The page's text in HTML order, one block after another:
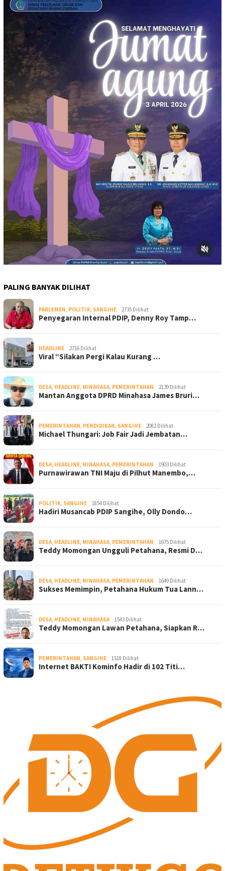
PALING BANYAK DILIHAT
PARLEMEN, POLITIK, SANGIHE 2735 Dilihat
Penyegaran Internal PDIP, Denny Roy Tamp…
HEADLINE 2716 Dilihat
Viral “Silakan Pergi Kalau Kurang …
DESA, HEADLINE, MINAHASA, PEMERINTAHAN 2139 Dilihat
Mantan Anggota DPRD Minahasa James Bruri…
PEMERINTAHAN, PENDIDIKAN, SANGIHE 2082 Dilihat
Michael Thungari: Job Fair Jadi Jembatan…
DESA, HEADLINE, MINAHASA, PEMERINTAHAN 1903 Dilihat
Purnawirawan TNI Maju di Pilhut Manembo,…
POLITIK, SANGIHE 1854 Dilihat
Hadiri Musancab PDIP Sangihe, Olly Dondo…
DESA, HEADLINE, MINAHASA, PEMERINTAHAN 1675 Dilihat
Teddy Momongan Ungguli Petahana, Resmi D…
DESA, HEADLINE, MINAHASA, PEMERINTAHAN 1649 Dilihat
Sukses Memimpin, Petahana Hukum Tua Lann…
DESA, HEADLINE, MINAHASA 1543 Dilihat
Teddy Momongan Lawan Petahana, Siapkan R…
PEMERINTAHAN, SANGIHE 1518 Dilihat
Internet BAKTI Kominfo Hadir di 102 Titi…